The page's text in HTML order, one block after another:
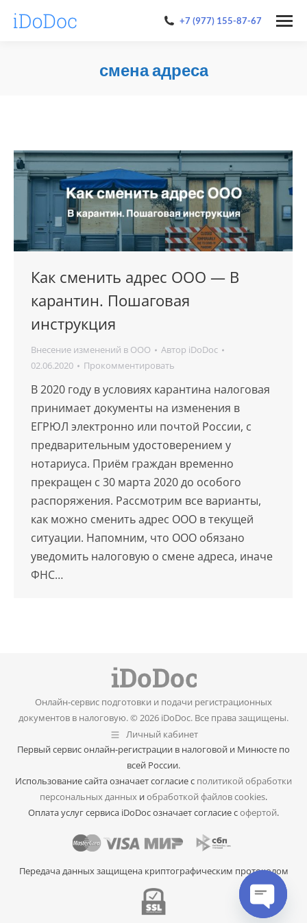
+7 (977) 155-87-67
смена адреса
Как сменить адрес ООО — В
карантин. Пошаговая
инструкция
Внесение изменений в ООО Автор iDoDoc
02.06.2020
Прокомментировать
В 2020 году в условиях карантина налоговая
принимает документы на изменения в
ЕГРЮЛ электронно или почтой России, с
предварительным удостоверением у
нотариуса. Приём граждан временно
прекращен с 30 марта 2020 до особого
распоряжения. Рассмотрим все варианты,
как можно сменить адрес ООО в текущей
ситуации. Напомним, что ООО обязано
уведомить налоговую о смене адреса, иначе
ФНС…
Онлайн-сервис подготовки и подачи регистрационных
документов в налоговую. © 2026 iDoDoc. Все права защищены.
Личный кабинет
Первый сервис онлайн-регистрации в налоговой и Минюсте по
всей России.
Использование сайта означает согласие с политикой обработки
персональных данных иобработкой файлов cookies.
Оплата услуг сервиса iDoDoc означает согласие софертой.
Передача данных защищена криптографическим протоколом